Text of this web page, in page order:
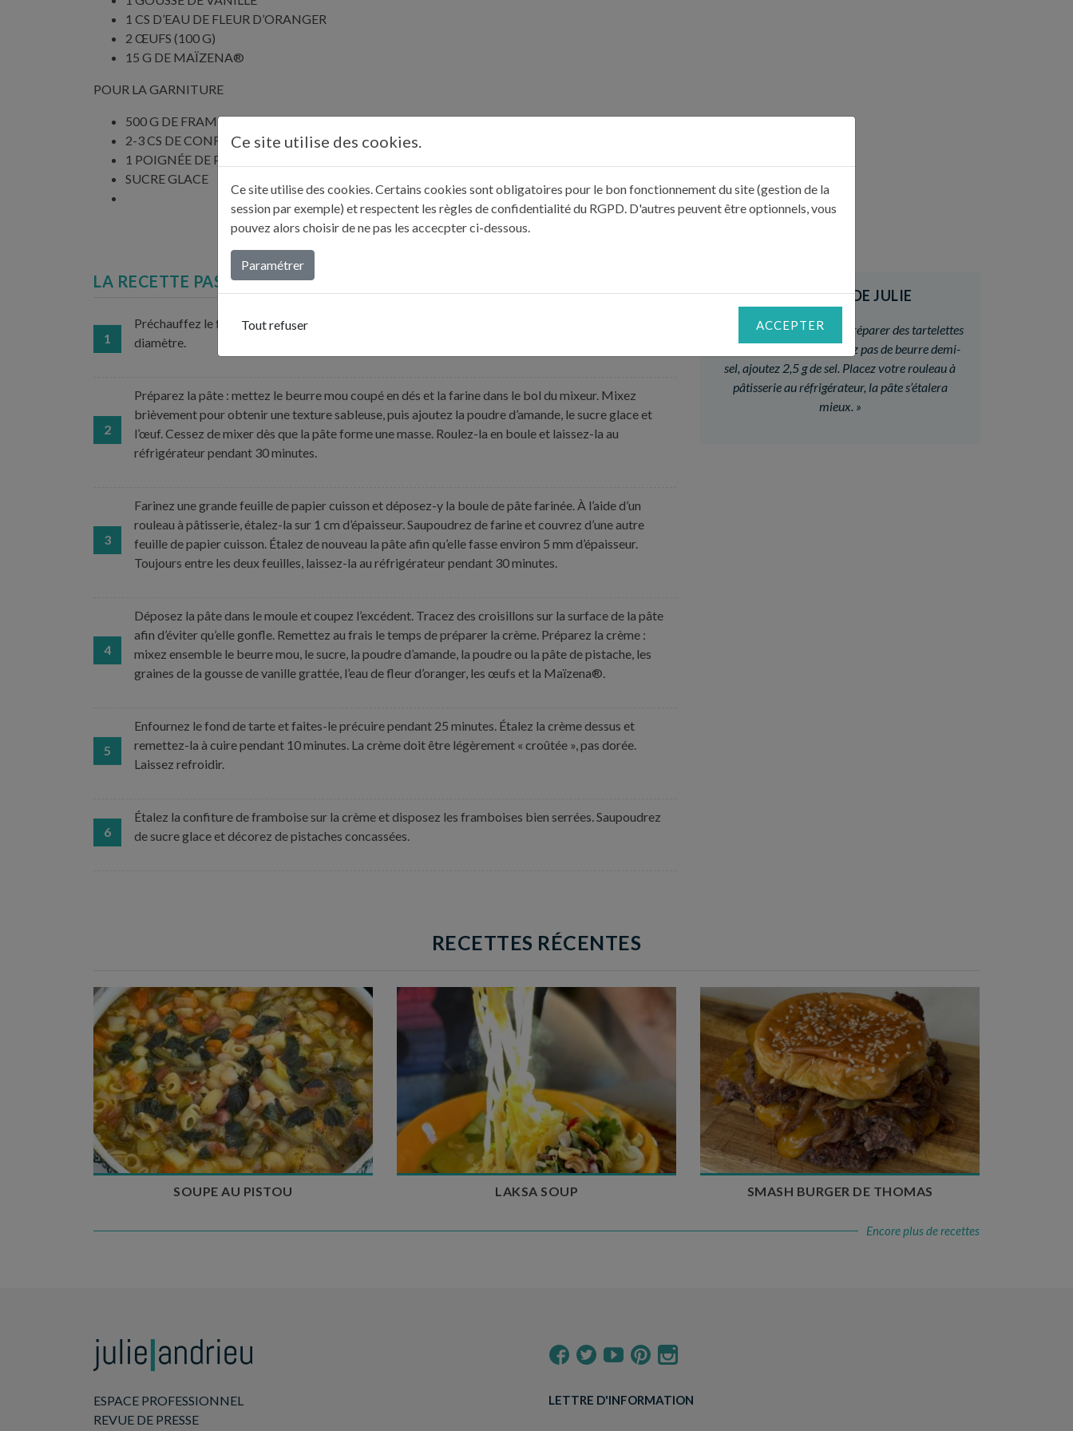
1 CS D’EAU DE FLEUR D’ORANGER
2 ŒUFS (100 G)
15 G DE MAÏZENA®
POUR LA GARNITURE
500 G DE FRAMBOISES
2-3 CS DE CONFITURE DE FRAMBOISE
1 POIGNÉE DE PISTACHES ÉMONDÉES
SUCRE GLACE
LA RECETTE PAS À PAS...
1
Préchauffez le four à 180 °C (th. 6). Beurrez et farinez un moule à tarte à fond amovible de 25 cm de
diamètre.
2
Préparez la pâte : mettez le beurre mou coupé en dés et la farine dans le bol du mixeur. Mixez
brièvement pour obtenir une texture sableuse, puis ajoutez la poudre d’amande, le sucre glace et
l’œuf. Cessez de mixer dès que la pâte forme une masse. Roulez-la en boule et laissez-la au
réfrigérateur pendant 30 minutes.
3
Farinez une grande feuille de papier cuisson et déposez-y la boule de pâte farinée. À l’aide d’un
rouleau à pâtisserie, étalez-la sur 1 cm d’épaisseur. Saupoudrez de farine et couvrez d’une autre
feuille de papier cuisson. Étalez de nouveau la pâte afin qu’elle fasse environ 5 mm d’épaisseur.
Toujours entre les deux feuilles, laissez-la au réfrigérateur pendant 30 minutes.
4
Déposez la pâte dans le moule et coupez l’excédent. Tracez des croisillons sur la surface de la pâte
afin d’éviter qu’elle gonfle. Remettez au frais le temps de préparer la crème. Préparez la crème :
mixez ensemble le beurre mou, le sucre, la poudre d’amande, la poudre ou la pâte de pistache, les
graines de la gousse de vanille grattée, l’eau de fleur d’oranger, les œufs et la Maïzena®.
5
Enfournez le fond de tarte et faites-le précuire pendant 25 minutes. Étalez la crème dessus et
remettez-la à cuire pendant 10 minutes. La crème doit être légèrement « croûtée », pas dorée.
Laissez refroidir.
6
Étalez la confiture de framboise sur la crème et disposez les framboises bien serrées. Saupoudrez
de sucre glace et décorez de pistaches concassées.
LE CONSEIL DE JULIE
Vous pouvez également préparer des tartelettes
individuelles. Si vous n’avez pas de beurre demi-
sel, ajoutez 2,5 g de sel. Placez votre rouleau à
pâtisserie au réfrigérateur, la pâte s’étalera
mieux. »
RECETTES RÉCENTES
Temps de préparation : 35 min
Temps de cuisson : 1h15
Nombre de couverts : 8
SOUPE AU PISTOU
Temps de préparation : 40 min
Temps de cuisson : 25 min
Nombre de couverts : 4
LAKSA SOUP
Temps de préparation : 20 min
Temps de cuisson : 5 à 10 min
Nombre de couverts : 4
SMASH BURGER DE THOMAS
Encore plus de recettes
ESPACE PROFESSIONNEL
REVUE DE PRESSE
LETTRE D'INFORMATION
Ce site utilise des cookies.
Ce site utilise des cookies. Certains cookies sont obligatoires pour le bon fonctionnement du site (gestion de la
session par exemple) et respectent les règles de confidentialité du RGPD. D'autres peuvent être optionnels, vous
pouvez alors choisir de ne pas les accecpter ci-dessous.
Paramétrer
Tout refuser ACCEPTER